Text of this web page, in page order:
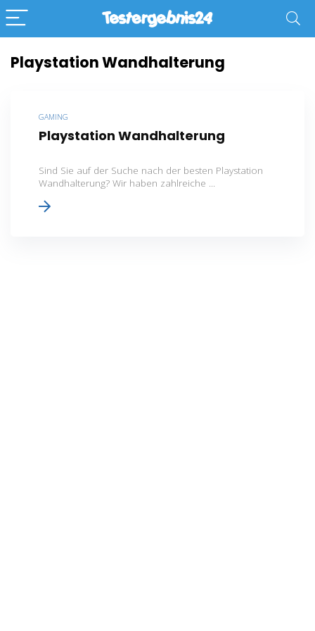
Playstation Wandhalterung
GAMING
Playstation Wandhalterung
Sind Sie auf der Suche nach der besten Playstation
Wandhalterung? Wir haben zahlreiche ...